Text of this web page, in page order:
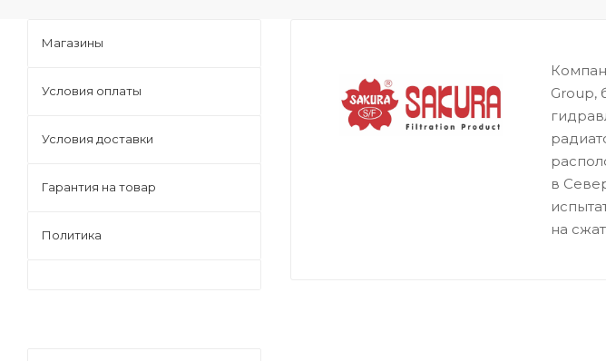
Group,
в
на
Магазины
Условия оплаты
Условия доставки
Гарантия на товар
Политика